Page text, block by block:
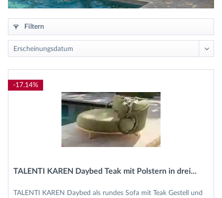
Filtern
-17.14%
TALENTI KAREN Daybed Teak mit Polstern in drei...
TALENTI KAREN Daybed als rundes Sofa mit Teak Gestell und